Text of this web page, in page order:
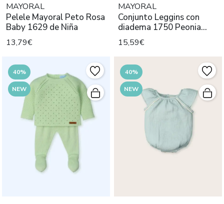
MAYORAL
Pelele Mayoral Peto Rosa
Baby 1629 de Niña
13,79€
MAYORAL
Conjunto Leggins con
diadema 1750 Peonia
Mayoral N
15,59€
40%
NEW
40%
NEW